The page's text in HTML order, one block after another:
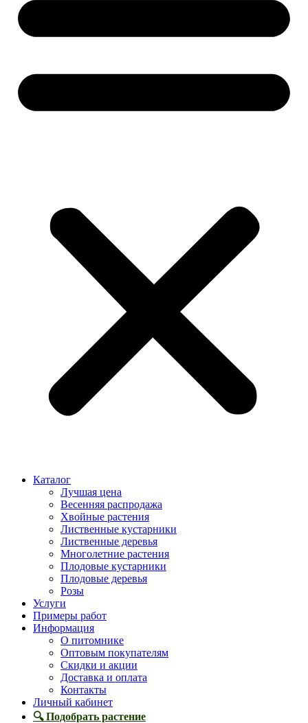
Каталог
Лучшая цена
Весенняя распродажа
Хвойные растения
Лиственные кустарники
Лиственные деревья
Многолетние растения
Плодовые кустарники
Плодовые деревья
Розы
Услуги
Примеры работ
Информация
О питомнике
Оптовым покупателям
Скидки и акции
Доставка и оплата
Контакты
Личный кабинет
🔍 Подобрать растение